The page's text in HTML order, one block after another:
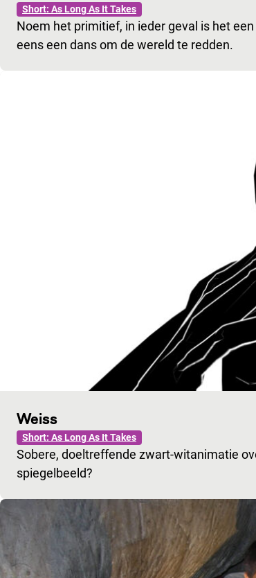
Short: As Long As It Takes
Noem het primitief, in ieder geval is het
eens een dans om de wereld te redden.
Weiss
Short: As Long As It Takes
Sobere, doeltreffende zwart-witanimatie
spiegelbeeld?